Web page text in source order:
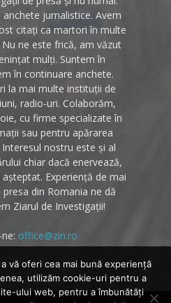
jurnalistice. Avem
citați ca martori în multe
ne este frică, am văzut
mulți. Suntem în
în continuare anchete.
la mai multe instituții de
radio-uri. Colaborăm,
cu firme specializate în
sau pentru apărarea
nostru este și al
chiar dacă enervează,
Experiență de mai
din Romania ne dă
Ziarul de Investigații!
office@zin.ro
vă oferi cea mai bună experiență
utilizăm cookie-uri pentru a
ului web, pentru a îmbunătăţi